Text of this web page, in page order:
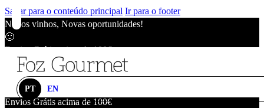
Saltar para o conteúdo principal Ir para o footer
Novos vinhos, Novas oportunidades!
🙂
Envios Grátis acima de 100€
Novos vinhos, Novas oportunidades!
Envios Grátis acima de 100€
PT EN